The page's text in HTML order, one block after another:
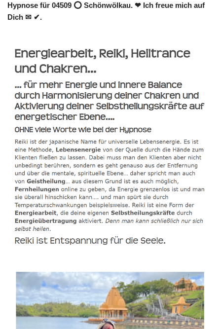
Hypnose für 04509 ⭕ Schönwölkau. ❤ Ich freue mich auf
Dich ✉ ✔.